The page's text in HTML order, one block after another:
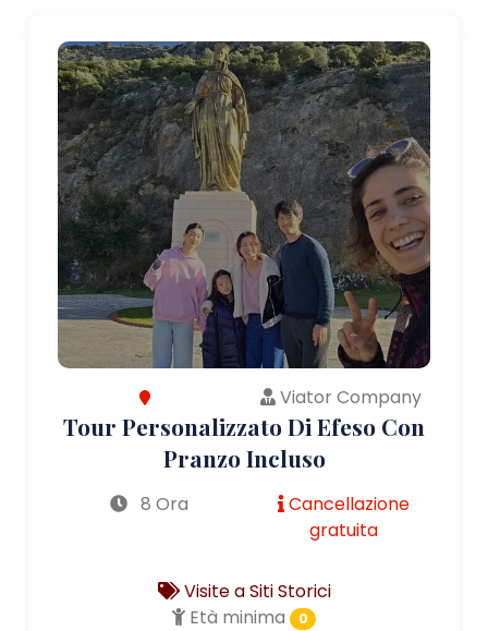
Viator Company
Tour Personalizzato Di Efeso Con
Pranzo Incluso
8 Ora
Cancellazione
gratuita
Visite a Siti Storici
Età minima
0